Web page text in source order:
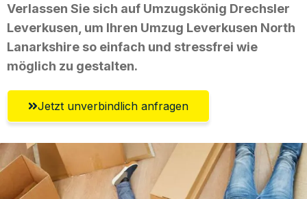
Verlassen Sie sich auf Umzugskönig Drechsler
Leverkusen, um Ihren Umzug Leverkusen North
Lanarkshire so einfach und stressfrei wie
möglich zu gestalten.
Jetzt unverbindlich anfragen